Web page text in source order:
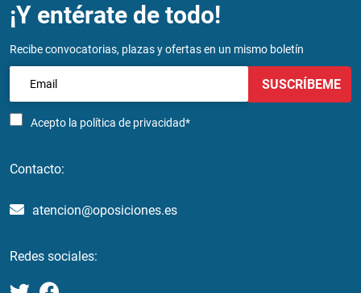
¡Y entérate de todo!
Recibe convocatorias, plazas y ofertas en un mismo boletín
Acepto la política de privacidad*
SUSCRÍBEME
Contacto:
atencion@oposiciones.es
Redes sociales: